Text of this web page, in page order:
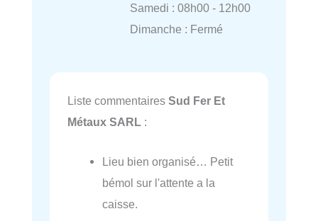
Samedi : 08h00 - 12h00
Dimanche : Fermé
Liste commentaires Sud Fer Et
Métaux SARL :
Lieu bien organisé… Petit
bémol sur l'attente a la
caisse.